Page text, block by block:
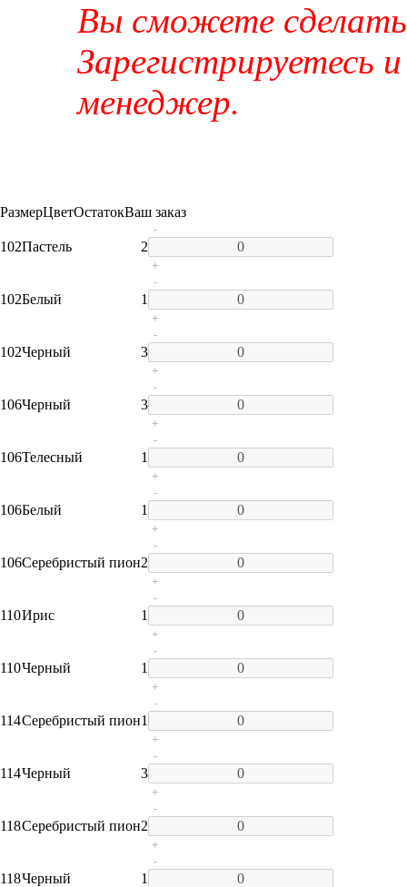
Вы сможете сделать
Зарегистрируетесь
менеджер.
РазмерЦветОстатокВаш заказ
102Пастель 2
-
+
102Белый 1
-
+
102Черный 3
-
+
106Черный 3
-
+
106Телесный 1
-
+
106Белый 1
-
+
106Серебристый пион2
-
+
110Ирис 1
-
+
110Черный 1
-
+
114Серебристый пион1
-
+
114Черный 3
-
+
118Серебристый пион2
-
+
118Черный 1
-